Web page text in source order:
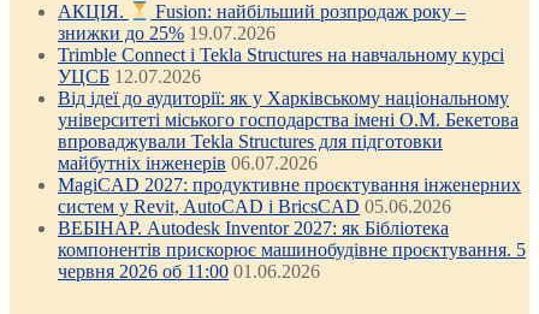
АКЦІЯ.
Fusion: найбільший розпродаж року –
знижки до 25% 19.07.2026
Trimble Connect і Tekla Structures на навчальному курсі
УЦСБ 12.07.2026
Від ідеї до аудиторії: як у Харківському національному
університеті міського господарства імені О.М. Бекетова
впроваджували Tekla Structures для підготовки
майбутніх інженерів 06.07.2026
MagiCAD 2027: продуктивне проєктування інженерних
систем у Revit, AutoCAD і BricsCAD 05.06.2026
ВЕБІНАР. Autodesk Inventor 2027: як Бібліотека
компонентів прискорює машинобудівне проєктування. 5
червня 2026 об 11:00 01.06.2026